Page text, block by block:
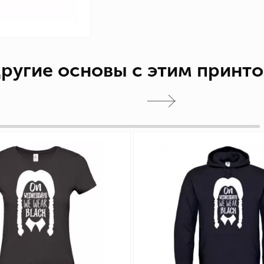
основы с этим